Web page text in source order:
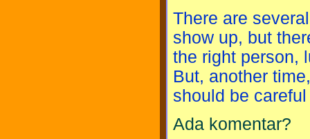
There are
show up, but
the right person,
But, another
should be
Ada komentar?